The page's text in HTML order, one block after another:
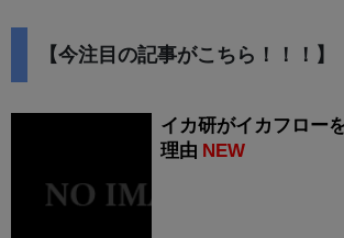
【今注目の記事がこちら！！！】
イカ研がイカフロー
理由 NEW